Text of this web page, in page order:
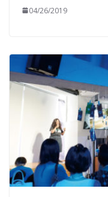
04/26/2019